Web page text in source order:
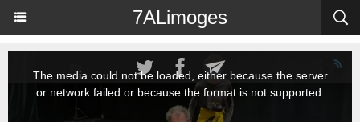
7ALimoges